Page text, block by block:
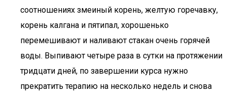
соотношениях змеиный корень, желтую горечавку,
корень калгана и пятипал, хорошенько
перемешивают и наливают стакан очень горячей
воды. Выпивают четыре раза в сутки на протяжении
тридцати дней, по завершении курса нужно
прекратить терапию на несколько недель и снова